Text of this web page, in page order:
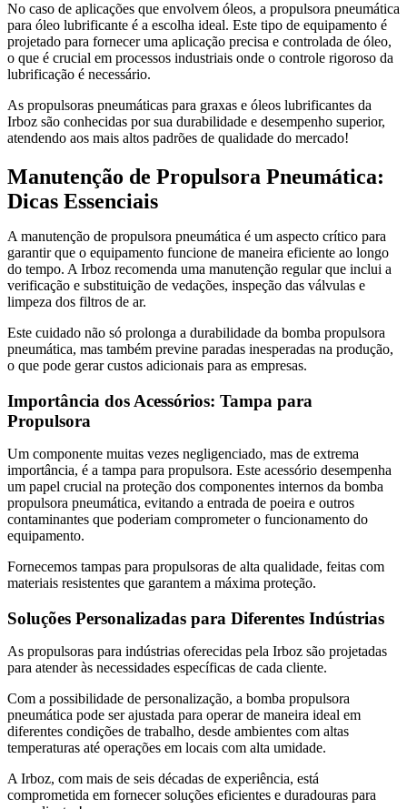
No caso de aplicações que envolvem óleos, a propulsora pneumática
para óleo lubrificante é a escolha ideal. Este tipo de equipamento é
projetado para fornecer uma aplicação precisa e controlada de óleo,
o que é crucial em processos industriais onde o controle rigoroso da
lubrificação é necessário.
As propulsoras pneumáticas para graxas e óleos lubrificantes da
Irboz são conhecidas por sua durabilidade e desempenho superior,
atendendo aos mais altos padrões de qualidade do mercado!
Manutenção de Propulsora Pneumática:
Dicas Essenciais
A manutenção de propulsora pneumática é um aspecto crítico para
garantir que o equipamento funcione de maneira eficiente ao longo
do tempo. A Irboz recomenda uma manutenção regular que inclui a
verificação e substituição de vedações, inspeção das válvulas e
limpeza dos filtros de ar.
Este cuidado não só prolonga a durabilidade da bomba propulsora
pneumática, mas também previne paradas inesperadas na produção,
o que pode gerar custos adicionais para as empresas.
Importância dos Acessórios: Tampa para
Propulsora
Um componente muitas vezes negligenciado, mas de extrema
importância, é a tampa para propulsora. Este acessório desempenha
um papel crucial na proteção dos componentes internos da bomba
propulsora pneumática, evitando a entrada de poeira e outros
contaminantes que poderiam comprometer o funcionamento do
equipamento.
Fornecemos tampas para propulsoras de alta qualidade, feitas com
materiais resistentes que garantem a máxima proteção.
Soluções Personalizadas para Diferentes Indústrias
As propulsoras para indústrias oferecidas pela Irboz são projetadas
para atender às necessidades específicas de cada cliente.
Com a possibilidade de personalização, a bomba propulsora
pneumática pode ser ajustada para operar de maneira ideal em
diferentes condições de trabalho, desde ambientes com altas
temperaturas até operações em locais com alta umidade.
A Irboz, com mais de seis décadas de experiência, está
comprometida em fornecer soluções eficientes e duradouras para